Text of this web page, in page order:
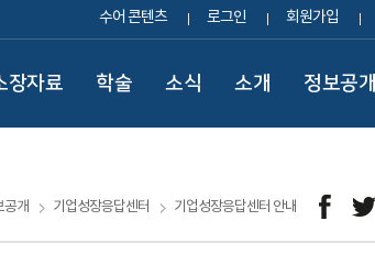
수어 콘텐츠 로그인 회원가입
장자료 학술 소식 소개 정보공개
공개 기업성장응답센터 기업성장응답센터 안내